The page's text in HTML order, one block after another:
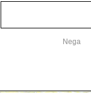
Nega